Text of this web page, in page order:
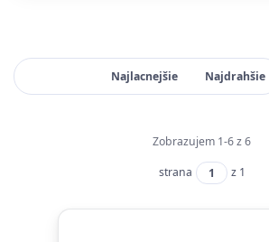
Najlacnejšie Najdrahšie
Zobrazujem 1-6 z 6
strana z 1